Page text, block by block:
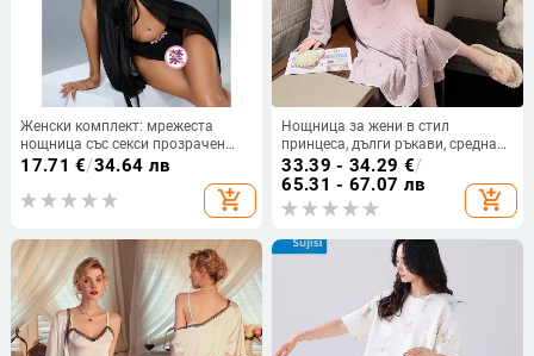
Женски комплект: мрежеста
нощница със секси прозрачен
дизайн и презрамки
17.71 €/34.64 лв
add_shopping_cart
Нощница за жени в стил
принцеса, дълги ръкави, средна
дължина, памук 6535, квадратна
яка, домашно облекло през
зимата, пролетта и есента.
33.39 - 34.29 €/
65.31 - 67.07 лв
add_shopping_cart